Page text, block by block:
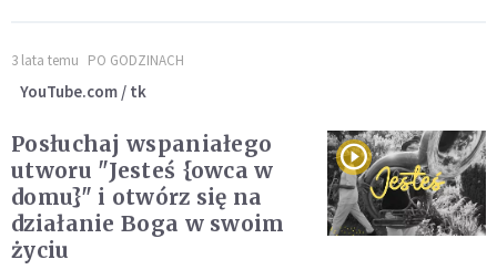
3 lata temu PO GODZINACH
YouTube.com / tk
Posłuchaj wspaniałego
utworu "Jesteś {owca w
domu}" i otwórz się na
działanie Boga w swoim
życiu